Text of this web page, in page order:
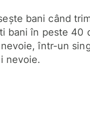
bani când
bani în peste 40
într-un
nevoie.